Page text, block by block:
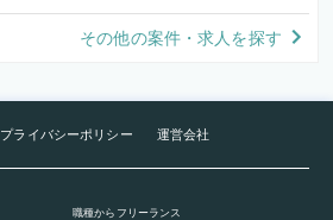
その他の案件・求人を探す
プライバシーポリシー 運営会社
職種からフリーランス